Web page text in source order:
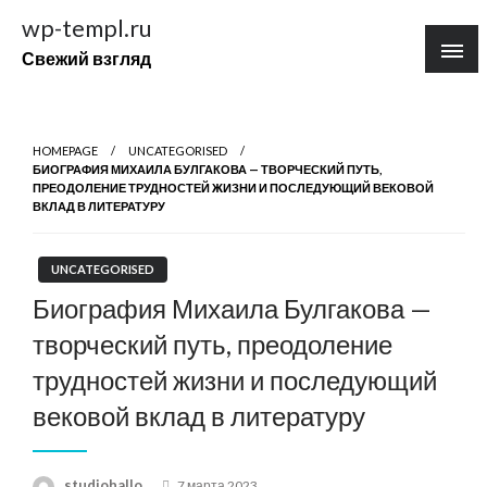
содержимому
wp-templ.ru
Свежий взгляд
HOMEPAGE
UNCATEGORISED
БИОГРАФИЯ МИХАИЛА БУЛГАКОВА — ТВОРЧЕСКИЙ ПУТЬ,
ПРЕОДОЛЕНИЕ ТРУДНОСТЕЙ ЖИЗНИ И ПОСЛЕДУЮЩИЙ ВЕКОВОЙ
ВКЛАД В ЛИТЕРАТУРУ
UNCATEGORISED
Биография Михаила Булгакова —
творческий путь, преодоление
трудностей жизни и последующий
вековой вклад в литературу
Posted